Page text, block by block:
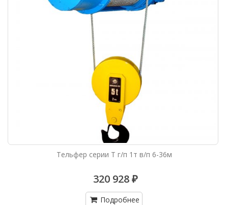
Тельфер серии Т г/п 1т в/п 6-36м
320 928 ₽
Подробнее